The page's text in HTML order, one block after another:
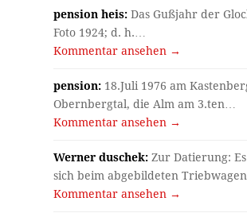
pension heis: Das Gußjahr der
Foto 1924; d. h.…
Kommentar ansehen →
pension: 18.Juli 1976 am
Obernbergtal, die Alm am 3.ten…
Kommentar ansehen →
Werner duschek: Zur Datierung:
sich beim abgebildeten
Kommentar ansehen →